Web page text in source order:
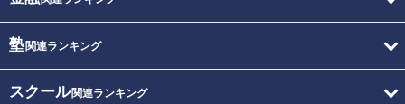
塾関連ランキング
スクール関連ランキング